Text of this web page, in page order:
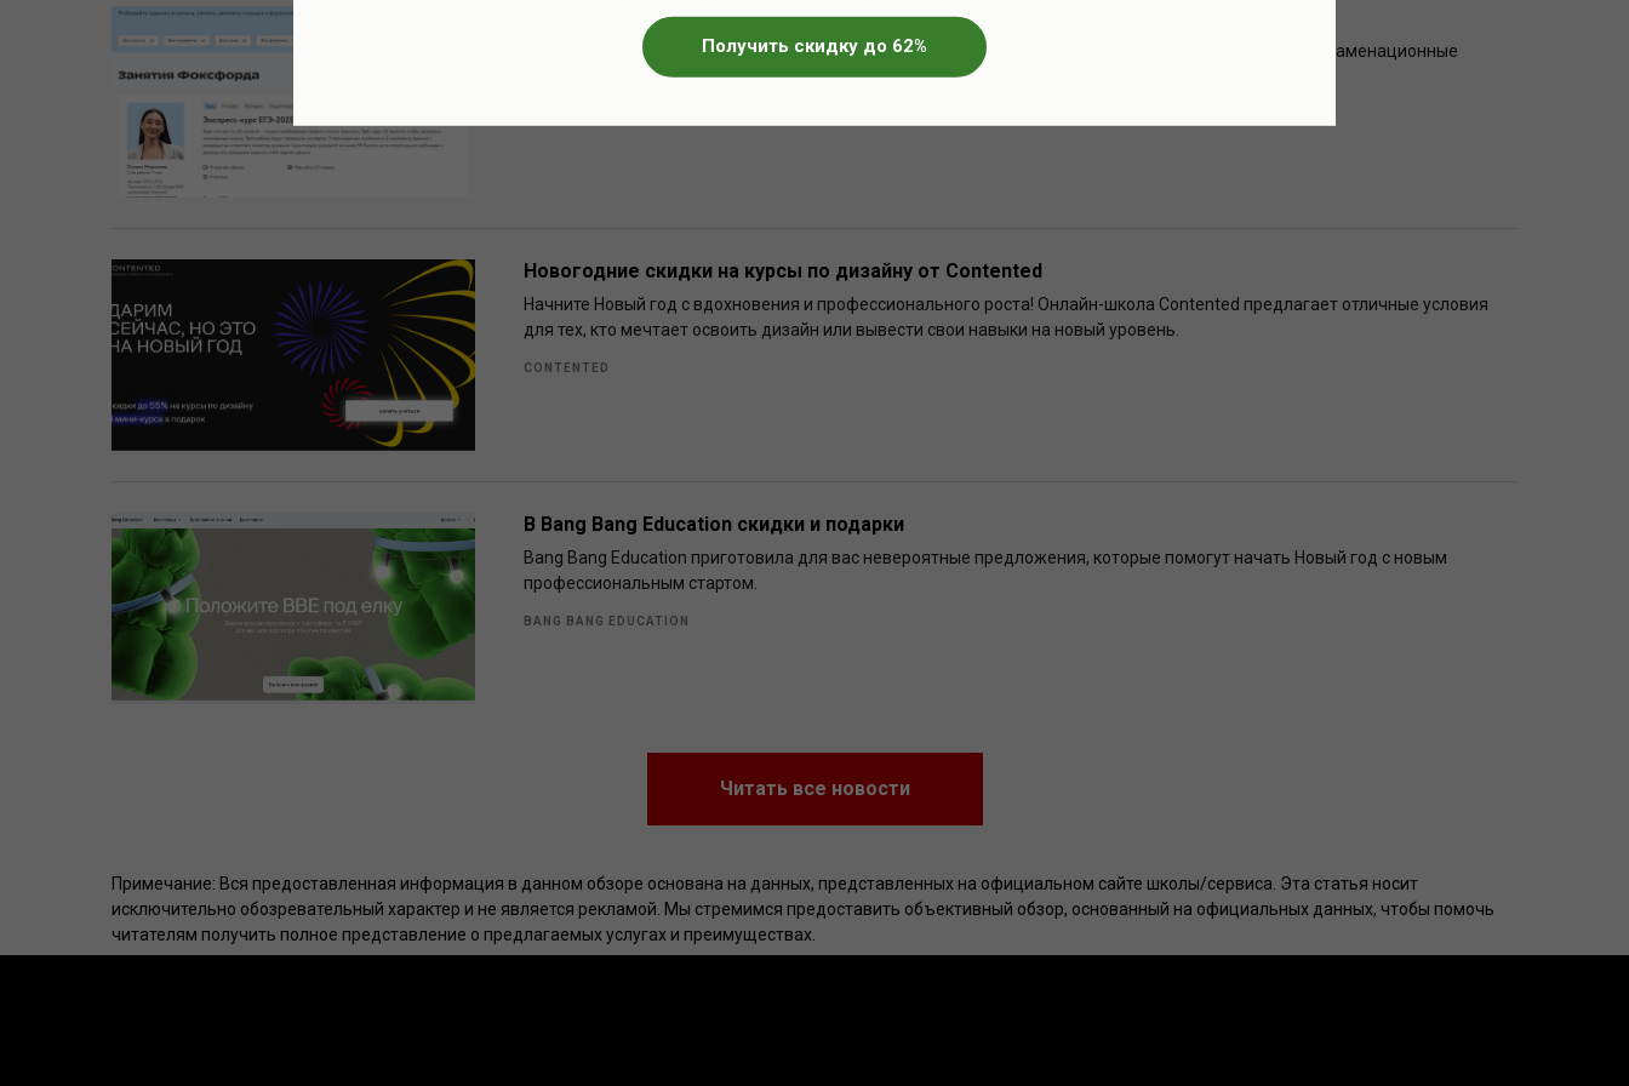
В Фоксфорде скидка 20% на экспресс-курсы подготовки к ЕГЭ
Скидка 20% на экспресс-курсы подготовки к ЕГЭ от онлайн-школы Фоксфорд! Учитесь разбирать экзаменационные
задания, замечать ловушки в формулировках и тренироваться на пробниках.
Новогодние скидки на курсы по дизайну от Contented
Начните Новый год с вдохновения и профессионального роста! Онлайн-школа Contented предлагает отличные условия
для тех, кто мечтает освоить дизайн или вывести свои навыки на новый уровень.
CONTENTED
В Bang Bang Education скидки и подарки
Bang Bang Education приготовила для вас невероятные предложения, которые помогут начать Новый год с новым
профессиональным стартом.
BANG BANG EDUCATION
Читать все новости
Примечание: Вся предоставленная информация в данном обзоре основана на данных, представленных на официальном сайте школы/сервиса. Эта статья носит
исключительно обозревательный характер и не является рекламой. Мы стремимся предоставить объективный обзор, основанный на официальных данных, чтобы помочь
читателям получить полное представление о предлагаемых услугах и преимуществах.
Получить скидку до 62%